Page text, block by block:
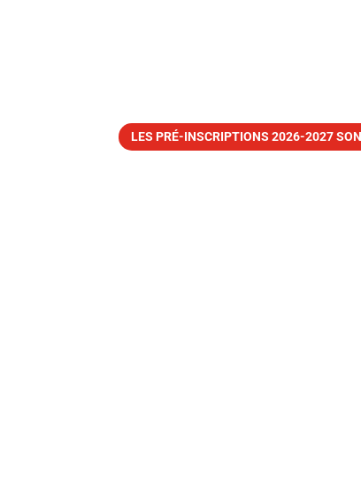
LES PRÉ-INSCRIPTIONS 2026-2027